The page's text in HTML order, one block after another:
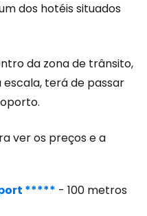
dos hotéis situados
da zona de trânsito,
escala, terá de passar
ver os preços e a
***** - 100 metros